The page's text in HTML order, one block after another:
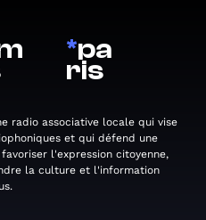
*pa
ris
radio associative locale qui vise
et qui défend une
l'expression citoyenne,
la culture et l'information